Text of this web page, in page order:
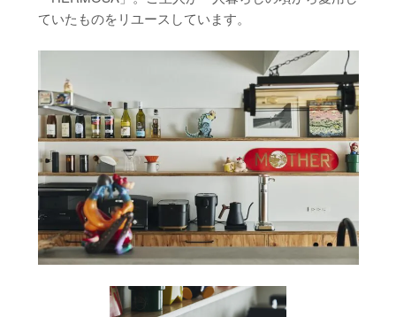
ていたものをリユースしています。